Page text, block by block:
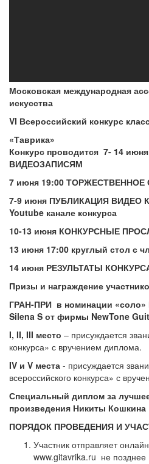
Московская международная
искусства
VI Всероссийский конкурс
«Таврика»
Конкурс проводится 7- 14 июня
ВИДЕОЗАПИСЯМ
7 июня 19:00
7-9 июня ПУБЛИКАЦИЯ ВИДЕО
Youtube канале конкурса
10-13 июня КОНКУРСНЫЕ
13 июня 17:00 круглый стол с
14 июня РЕЗУЛЬТАТЫ
Призы и награждение
ГРАН-ПРИ в номинации «соло»
Silena S от фирмы NewTone
I, II, III место – присуждается
конкурса» с вручением диплома.
IV и V места - присуждается
всероссийского конкурса» с
Специальный диплом за
произведения Никиты Кошкина
ПОРЯДОК ПРОВЕДЕНИЯ И
Участник отправляет
www.gitavrika.ru не